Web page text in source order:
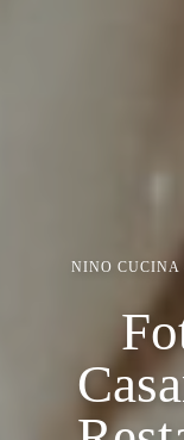
NINO CUCINA